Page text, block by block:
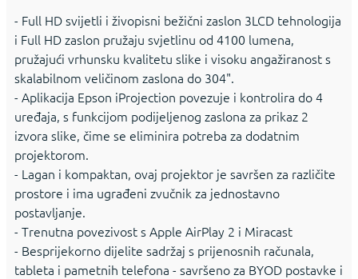
- Full HD svijetli i živopisni bežični zaslon 3LCD tehnologija
i Full HD zaslon pružaju svjetlinu od 4100 lumena,
pružajući vrhunsku kvalitetu slike i visoku angažiranost s
skalabilnom veličinom zaslona do 304".
- Aplikacija Epson iProjection povezuje i kontrolira do 4
uređaja, s funkcijom podijeljenog zaslona za prikaz 2
izvora slike, čime se eliminira potreba za dodatnim
projektorom.
- Lagan i kompaktan, ovaj projektor je savršen za različite
prostore i ima ugrađeni zvučnik za jednostavno
postavljanje.
- Trenutna povezivost s Apple AirPlay 2 i Miracast
- Besprijekorno dijelite sadržaj s prijenosnih računala,
tableta i pametnih telefona - savršeno za BYOD postavke i